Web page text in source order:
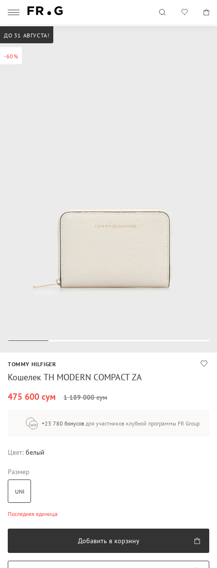
-60%
ДО 31 АВГУСТА!
TOMMY HILFIGER
Кошелек TH MODERN COMPACT ZA
475 600 сум
1 189 000 сум
+23 780 бонусов для участников клубной программы FR Group
Цвет: белый
Размер
UNI
Последняя единица
Добавить в корзину